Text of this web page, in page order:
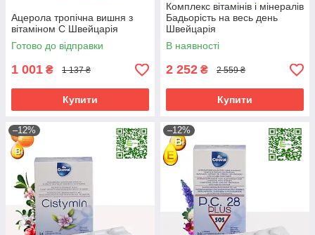
Ацерола тропічна вишня з
вітаміном С Швейцарія
Готово до відправки
1 001 ₴ 1 137 ₴
Купити
Комплекс вітамінів і мінералів
Бадьорість на весь день
Швейцарія
В наявності
2 252 ₴ 2 559 ₴
Купити
–12% –12%